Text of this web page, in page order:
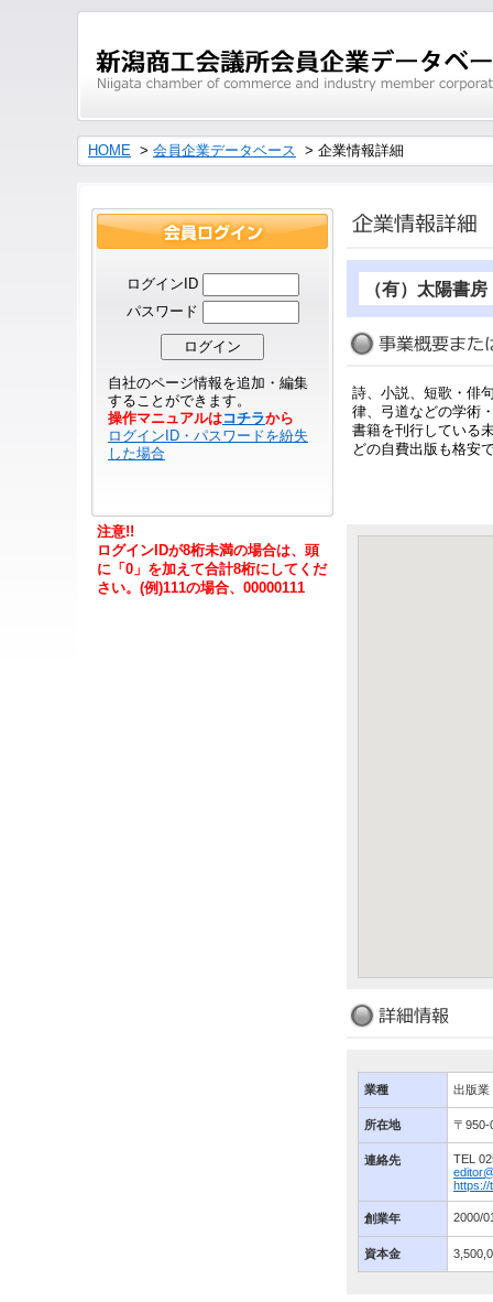
HOME > 会員企業データベース > 企業情報詳細
ログインID
パスワード
自社のページ情報を追加・編集
することができます。
操作マニュアルはコチラから
ログインID・パスワードを紛失
した場合
注意!!
ログインIDが8桁未満の場合は、頭
に「0」を加えて合計8桁にしてくだ
さい。(例)111の場合、00000111
（有）太陽書房
詩、小説、短歌・俳
律、弓道などの学術
書籍を刊行している
どの自費出版も格安
業種 出版業
所在地 〒
連絡先
TEL
https://
創業年 2000/
資本金